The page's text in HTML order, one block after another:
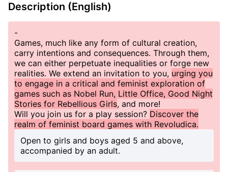
Description (English)
-
Games, much like any form of cultural creation,
carry intentions and consequences. Through them,
we can either perpetuate inequalities or forge new
realities. We extend an invitation to you, urging you
to engage in a critical and feminist exploration of
games such as Nobel Run, Little Office, Good Night
Stories for Rebellious Girls, and more!
Will you join us for a play session? Discover the
realm of feminist board games with Revoludica.
Open to girls and boys aged 5 and above,
accompanied by an adult.